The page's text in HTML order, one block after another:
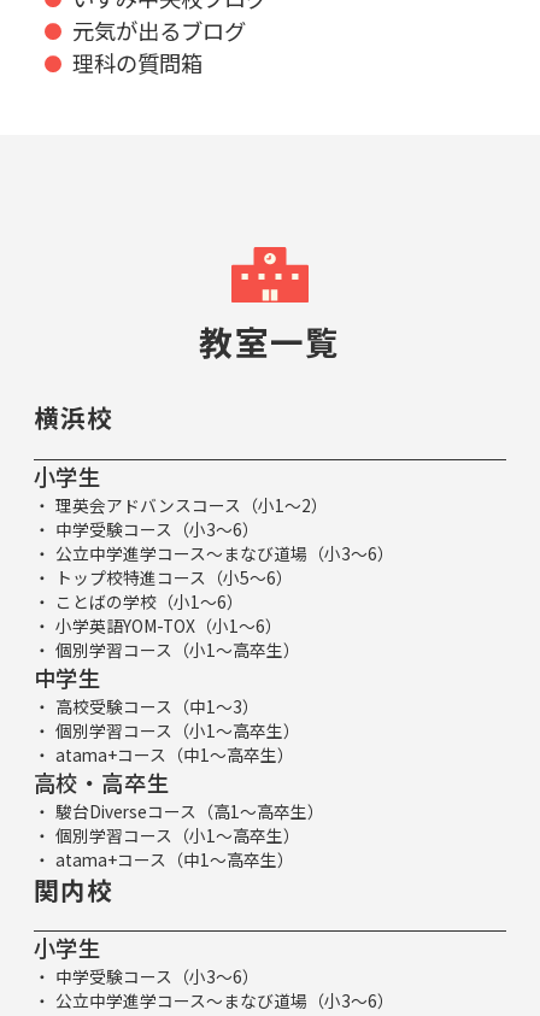
元気が出るブログ
理科の質問箱
教室一覧
横浜校
小学生
理英会アドバンスコース（小1～2）
中学受験コース（小3～6）
公立中学進学コース～まなび道場（小3～6）
トップ校特進コース（小5～6）
ことばの学校（小1～6）
小学英語YOM-TOX（小1～6）
個別学習コース（小1～高卒生）
中学生
高校受験コース（中1～3）
個別学習コース（小1～高卒生）
atama+コース（中1～高卒生）
高校・高卒生
駿台Diverseコース（高1～高卒生）
個別学習コース（小1～高卒生）
atama+コース（中1～高卒生）
関内校
小学生
中学受験コース（小3～6）
公立中学進学コース～まなび道場（小3～6）